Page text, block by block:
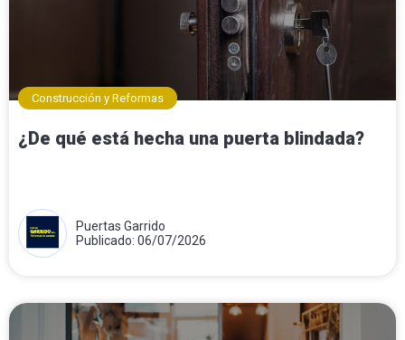
Construcción y Reformas
¿De qué está hecha una puerta blindada?
Puertas Garrido
Publicado: 06/07/2026